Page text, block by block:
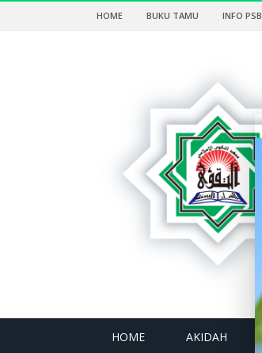
HOME BUKU TAMU INFO PSB
HOME AKIDAH